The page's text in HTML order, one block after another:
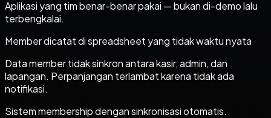
Aplikasi yang tim benar-benar pakai — bukan di-demo lalu
terbengkalai.
Member dicatat di spreadsheet yang tidak waktu nyata
Data member tidak sinkron antara kasir, admin, dan
lapangan. Perpanjangan terlambat karena tidak ada
notifikasi.
Sistem membership dengan sinkronisasi otomatis.